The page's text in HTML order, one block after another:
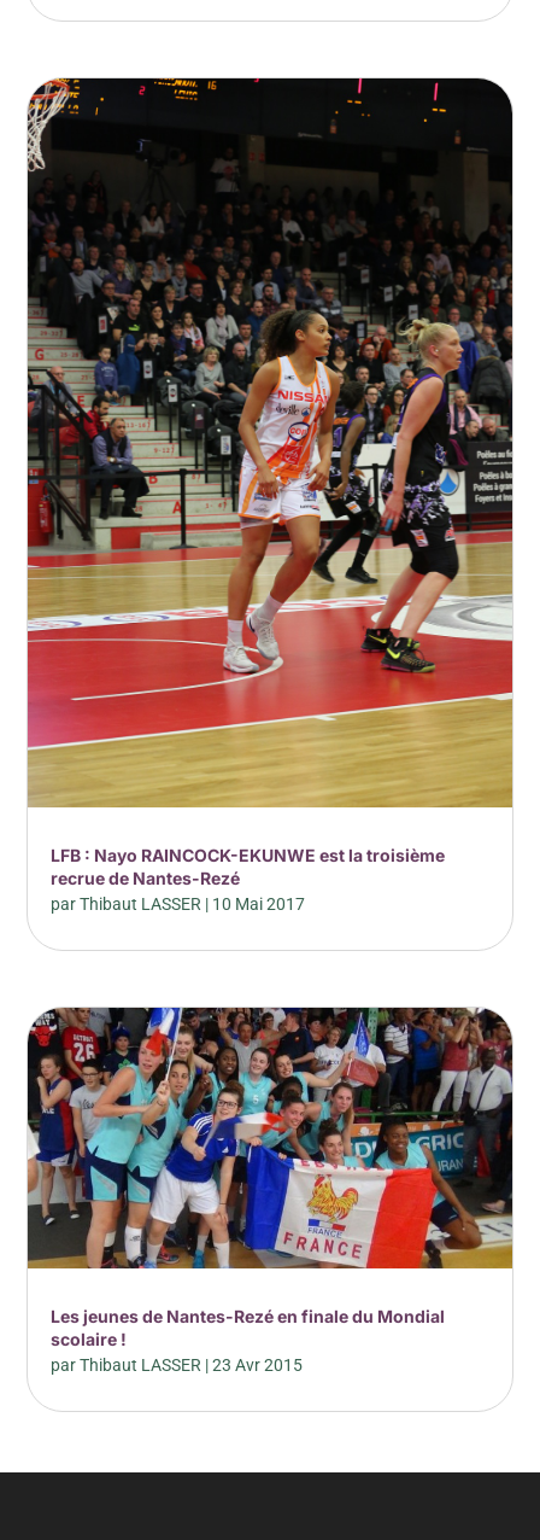
LFB : Nayo RAINCOCK-EKUNWE est la troisième
recrue de Nantes-Rezé
parThibaut LASSER | 10 Mai 2017
Les jeunes de Nantes-Rezé en finale du Mondial
scolaire !
parThibaut LASSER |23 Avr 2015